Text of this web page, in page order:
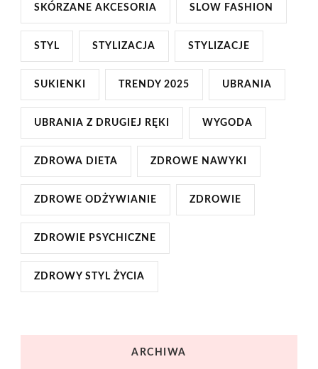
SKÓRZANE AKCESORIA SLOW FASHION
STYL STYLIZACJA STYLIZACJE
SUKIENKI TRENDY 2025 UBRANIA
UBRANIA Z DRUGIEJ RĘKI WYGODA
ZDROWA DIETA ZDROWE NAWYKI
ZDROWE ODŻYWIANIE ZDROWIE
ZDROWIE PSYCHICZNE
ZDROWY STYL ŻYCIA
ARCHIWA